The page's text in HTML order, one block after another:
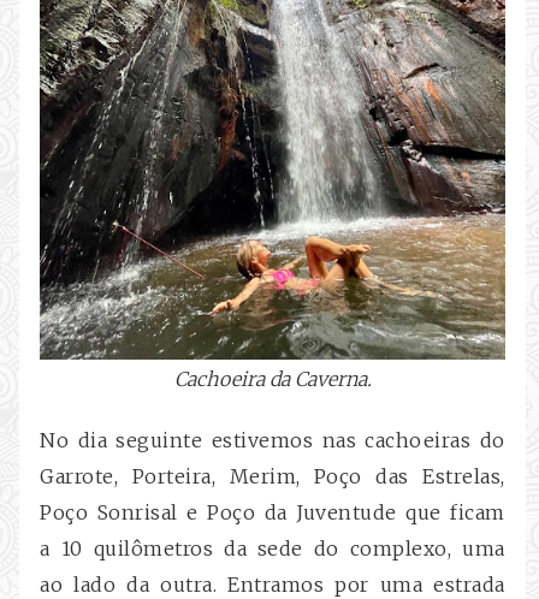
Cachoeira da Caverna.
No dia seguinte estivemos nas cachoeiras do
Garrote, Porteira, Merim, Poço das Estrelas,
Poço Sonrisal e Poço da Juventude que ficam
a 10 quilômetros da sede do complexo, uma
ao lado da outra. Entramos por uma estrada